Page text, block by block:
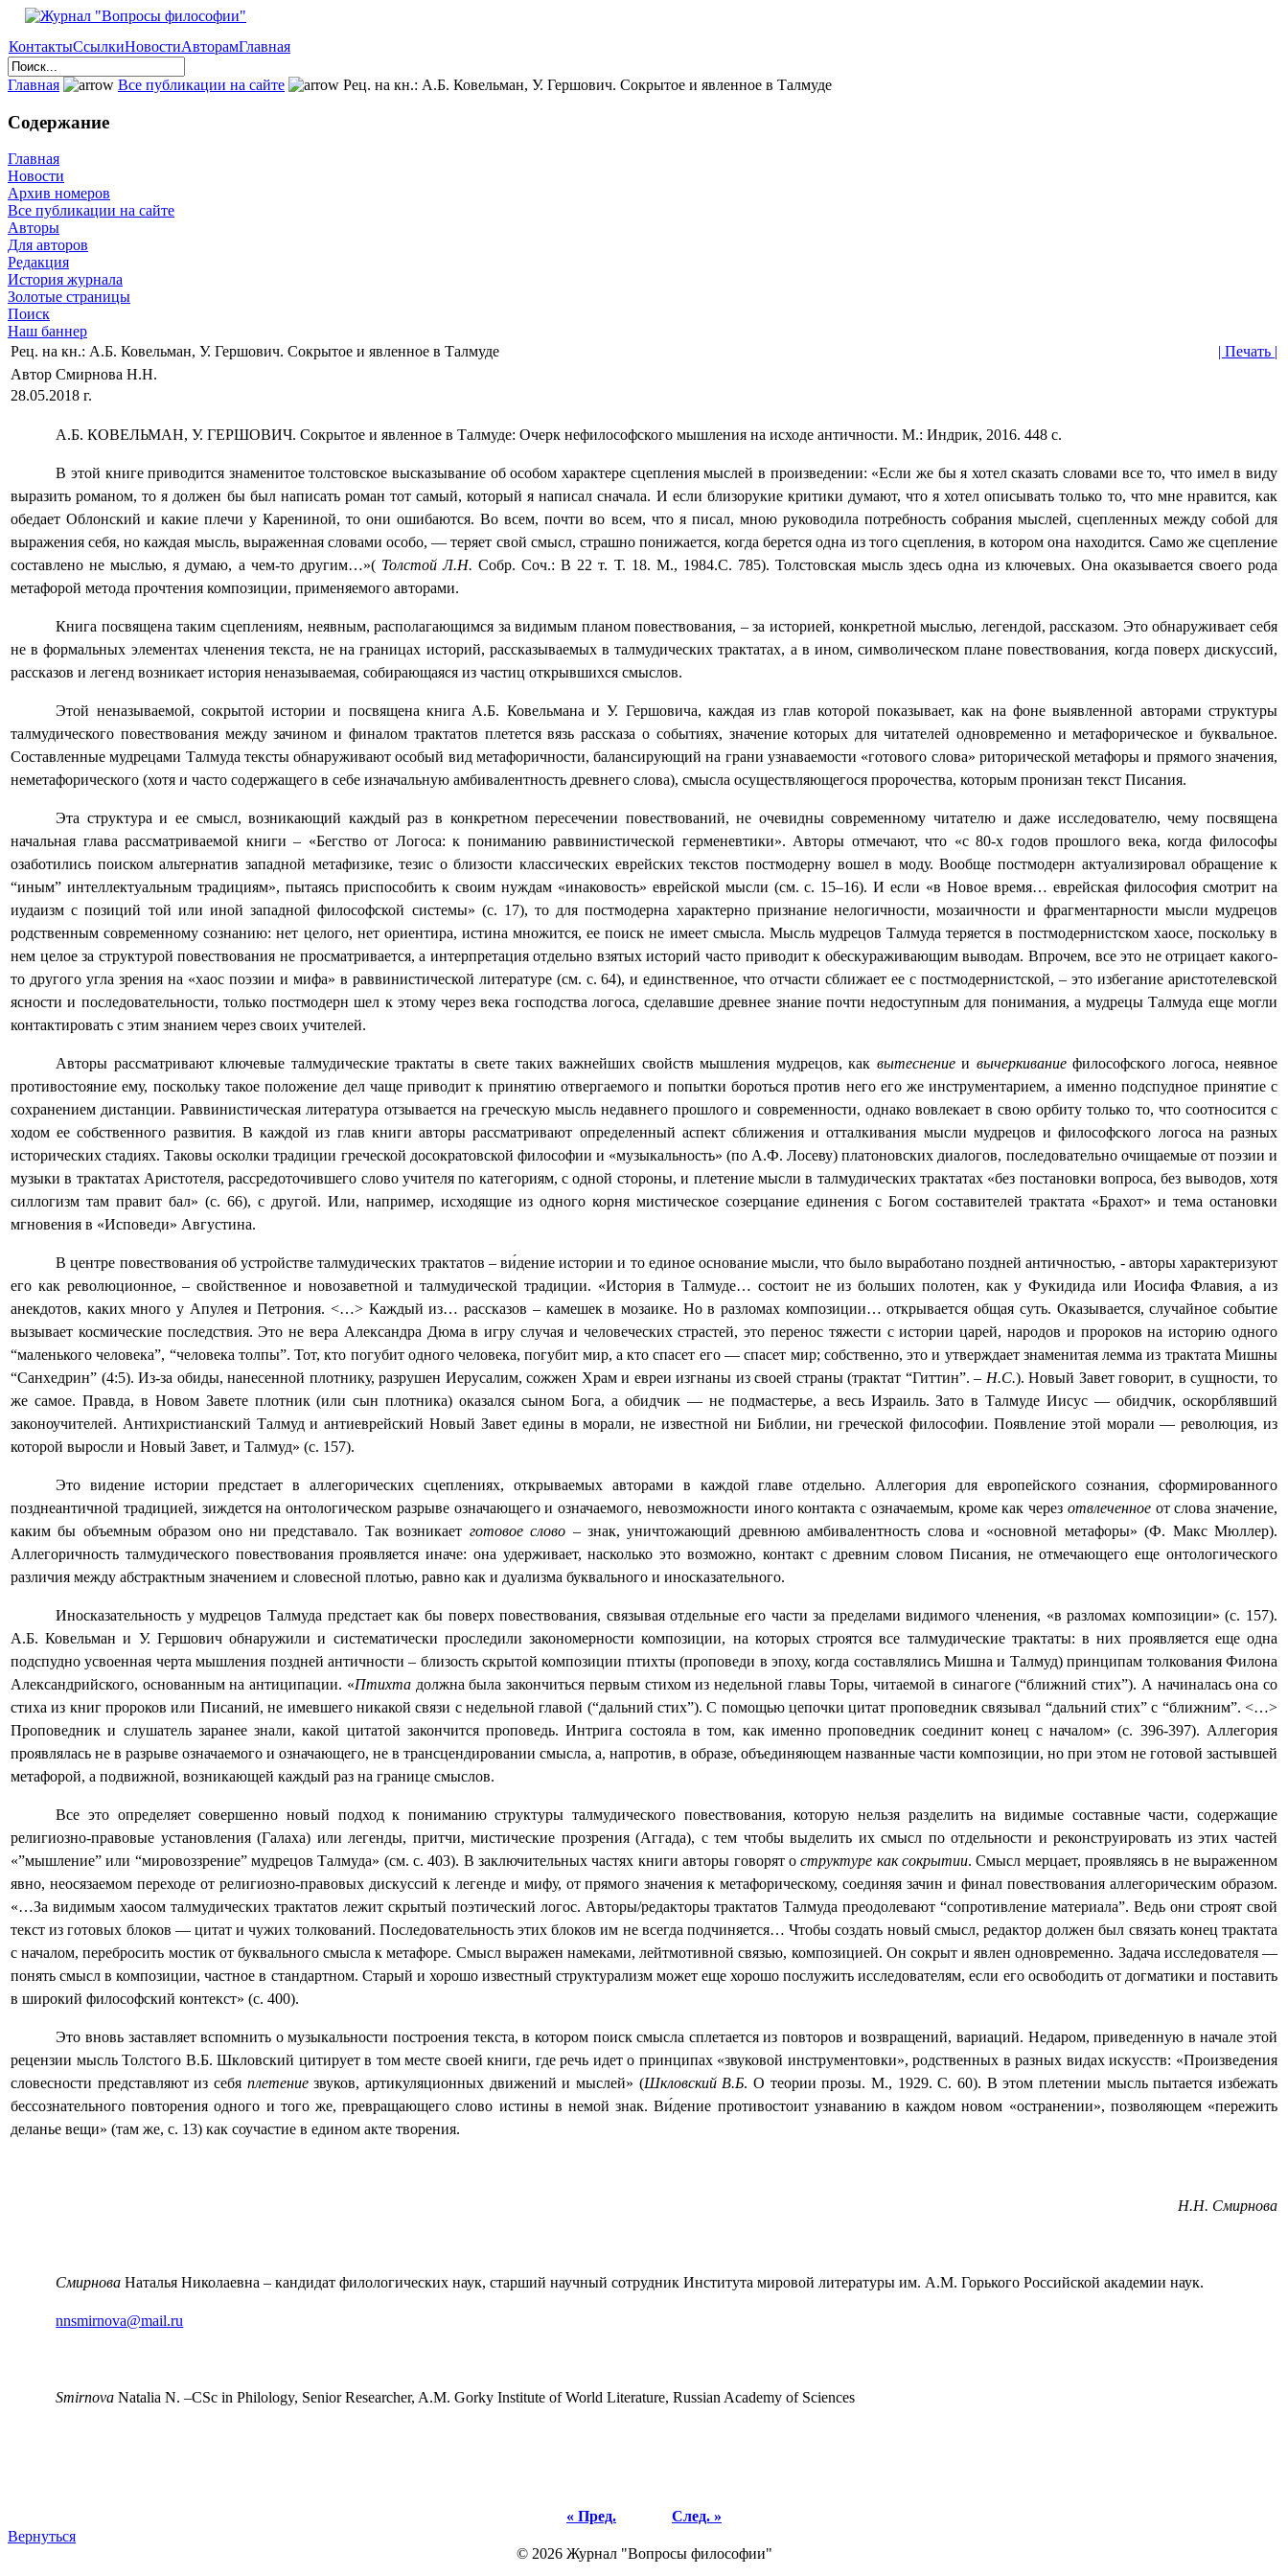
КонтактыСсылкиНовостиАвторамГлавная
Главная Все публикации на сайте Рец. на кн.: А.Б. Ковельман, У. Гершович. Сокрытое и явленное в Талмуде
Содержание
Главная
Новости
Архив номеров
Все публикации на сайте
Авторы
Для авторов
Редакция
История журнала
Золотые страницы
Поиск
Наш баннер
Рец. на кн.: А.Б. Ковельман, У. Гершович. Сокрытое и явленное в Талмуде
| Печать |
Автор Смирнова Н.Н.
28.05.2018 г.
А.Б. КОВЕЛЬМАН, У. ГЕРШОВИЧ.Сокрытое и явленное в Талмуде: Очерк нефилософского мышления на исходе античности. М.: Индрик, 2016. 448 с.
В этой книге приводится знаменитое толстовское высказывание об особом характере сцепления мыслей в произведении: «Если же бы я хотел сказать словами все то, что имел в виду
выразить романом, то я должен бы был написать роман тот самый, который я написал сначала. И если близорукие критики думают, что я хотел описывать только то, что мне нравится, как
обедает Облонский и какие плечи у Карениной, то они ошибаются. Во всем, почти во всем, что я писал, мною руководила потребность собрания мыслей, сцепленных между собой для
выражения себя, но каждая мысль, выраженная словами особо, — теряет свой смысл, страшно понижается, когда берется одна из того сцепления, в котором она находится. Само же сцепление
составлено не мыслью, я думаю, а чем-то другим…»( Толстой Л.Н. Собр. Соч.: В 22 т. Т. 18. М., 1984.С. 785). Толстовская мысль здесь одна из ключевых. Она оказывается своего рода
метафорой метода прочтения композиции, применяемого авторами.
Книга посвящена таким сцеплениям, неявным, располагающимся за видимым планом повествования, ‒ за историей, конкретной мыслью, легендой, рассказом. Это обнаруживает себя
не в формальных элементах членения текста, не на границах историй, рассказываемых в талмудических трактатах, а в ином, символическом плане повествования, когда поверх дискуссий,
рассказов и легенд возникает история неназываемая, собирающаяся из частиц открывшихся смыслов.
Этой неназываемой, сокрытой истории и посвящена книга А.Б. Ковельмана и У. Гершовича, каждая из глав которой показывает, как на фоне выявленной авторами структуры
талмудического повествования между зачином и финалом трактатов плетется вязь рассказа о событиях, значение которых для читателей одновременно и метафорическое и буквальное.
Составленные мудрецами Талмуда тексты обнаруживают особый вид метафоричности, балансирующий на грани узнаваемости «готового слова» риторической метафоры и прямого значения,
неметафорического (хотя и часто содержащего в себе изначальную амбивалентность древнего слова), смысла осуществляющегося пророчества, которым пронизан текст Писания.
Эта структура и ее смысл, возникающий каждый раз в конкретном пересечении повествований, не очевидны современному читателю и даже исследователю, чему посвящена
начальная глава рассматриваемой книги – «Бегство от Логоса: к пониманию раввинистической герменевтики». Авторы отмечают, что «с 80-х годов прошлого века, когда философы
озаботились поиском альтернатив западной метафизике, тезис о близости классических еврейских текстов постмодерну вошел в моду. Вообще постмодерн актуализировал обращение к
“иным” интеллектуальным традициям», пытаясь приспособить к своим нуждам «инаковость» еврейской мысли (см. с. 15‒16). И если «в Новое время… еврейская философия смотрит на
иудаизм с позиций той или иной западной философской системы» (с. 17), то для постмодерна характерно признание нелогичности, мозаичности и фрагментарности мысли мудрецов
родственным современному сознанию: нет целого, нет ориентира, истина множится, ее поиск не имеет смысла. Мысль мудрецов Талмуда теряется в постмодернистском хаосе, поскольку в
нем целое за структурой повествования не просматривается, а интерпретация отдельно взятых историй часто приводит к обескураживающим выводам. Впрочем, все это не отрицает какого-
то другого угла зрения на «хаос поэзии и мифа» в раввинистической литературе (см. с. 64), и единственное, что отчасти сближает ее с постмодернистской, – это избегание аристотелевской
ясности и последовательности, только постмодерн шел к этому через века господства логоса, сделавшие древнее знание почти недоступным для понимания, а мудрецы Талмуда еще могли
контактировать с этим знанием через своих учителей.
Авторы рассматривают ключевые талмудические трактаты в свете таких важнейших свойств мышления мудрецов, как вытеснениеи вычеркиваниефилософского логоса, неявное
противостояние ему, поскольку такое положение дел чаще приводит к принятию отвергаемого и попытки бороться против него его же инструментарием, а именно подспудное принятие с
сохранением дистанции. Раввинистическая литература отзывается на греческую мысль недавнего прошлого и современности, однако вовлекает в свою орбиту только то, что соотносится с
ходом ее собственного развития. В каждой из глав книги авторы рассматривают определенный аспект сближения и отталкивания мысли мудрецов и философского логоса на разных
исторических стадиях. Таковы осколки традиции греческой досократовской философии и «музыкальность» (по А.Ф. Лосеву) платоновских диалогов, последовательно очищаемые от поэзии и
музыки в трактатах Аристотеля, рассредоточившего слово учителя по категориям, с одной стороны, и плетение мысли в талмудических трактатах «без постановки вопроса, без выводов, хотя
силлогизм там правит бал» (с. 66), с другой. Или, например, исходящие из одного корня мистическое созерцание единения с Богом составителей трактата «Брахот» и тема остановки
мгновения в «Исповеди» Августина.
В центре повествования об устройстве талмудических трактатов – ви́дение истории и то единое основание мысли, что было выработано поздней античностью, - авторы характеризуют
его как революционное, – свойственное и новозаветной и талмудической традиции. «История в Талмуде… состоит не из больших полотен, как у Фукидида или Иосифа Флавия, а из
анекдотов, каких много у Апулея и Петрония. <…> Каждый из… рассказов – камешек в мозаике. Но в разломах композиции… открывается общая суть. Оказывается, случайное событие
вызывает космические последствия. Это не вера Александра Дюма в игру случая и человеческих страстей, это перенос тяжести с истории царей, народов и пророков на историю одного
“маленького человека”, “человека толпы”. Тот, кто погубит одного человека, погубит мир, а кто спасет его — спасет мир; собственно, это и утверждает знаменитая лемма из трактата Мишны
“Санхедрин” (4:5). Из-за обиды, нанесенной плотнику, разрушен Иерусалим, сожжен Храм и евреи изгнаны из своей страны (трактат “Гиттин”. – Н.С.). Новый Завет говорит, в сущности, то
же самое. Правда, в Новом Завете плотник (или сын плотника) оказался сыном Бога, а обидчик — не подмастерье, а весь Израиль. Зато в Талмуде Иисус — обидчик, оскорблявший
законоучителей. Антихристианский Талмуд и антиеврейский Новый Завет едины в морали, не известной ни Библии, ни греческой философии. Появление этой морали — революция, из
которой выросли и Новый Завет, и Талмуд» (с. 157).
Это видение истории предстает в аллегорических сцеплениях, открываемых авторами в каждой главе отдельно. Аллегория для европейского сознания, сформированного
позднеантичной традицией, зиждется на онтологическом разрыве означающего и означаемого, невозможности иного контакта с означаемым, кроме как через отвлеченноеот слова значение,
каким бы объемным образом оно ни представало. Так возникает готовое слово – знак, уничтожающий древнюю амбивалентность слова и «основной метафоры» (Ф. Макс Мюллер).
Аллегоричность талмудического повествования проявляется иначе: она удерживает, насколько это возможно, контакт с древним словом Писания, не отмечающего еще онтологического
различия между абстрактным значением и словесной плотью, равно как и дуализма буквального и иносказательного.
Иносказательность у мудрецов Талмуда предстает как бы поверх повествования, связывая отдельные его части за пределами видимого членения, «в разломах композиции» (с. 157).
А.Б. Ковельман и У. Гершович обнаружили и систематически проследили закономерности композиции, на которых строятся все талмудические трактаты: в них проявляется еще одна
подспудно усвоенная черта мышления поздней античности – близостьскрытой композиции птихты (проповеди в эпоху, когда составлялись Мишна и Талмуд) принципам толкования Филона
Александрийского, основанным на антиципации. «Птихта должна была закончиться первым стихом из недельной главы Торы, читаемой в синагоге (“ближний стих”). А начиналась она со
стиха из книг пророков или Писаний, не имевшего никакой связи с недельной главой (“дальний стих”). С помощью цепочки цитат проповедник связывал “дальний стих” с “ближним”. <…>
Проповедник и слушатель заранее знали, какой цитатой закончится проповедь. Интрига состояла в том, как именно проповедник соединит конец с началом» (с. 396-397). Аллегория
проявлялась не в разрыве означаемого и означающего, не в трансцендировании смысла, а, напротив, в образе, объединяющем названные части композиции, но при этом не готовой застывшей
метафорой, а подвижной, возникающей каждый раз на границе смыслов.
Все это определяет совершенно новый подход к пониманию структуры талмудического повествования, которую нельзя разделить на видимые составные части, содержащие
религиозно-правовые установления (Галаха) или легенды, притчи, мистические прозрения (Аггада), с тем чтобы выделить их смысл по отдельности и реконструировать из этих частей
«”мышление” или “мировоззрение” мудрецов Талмуда» (см. с. 403). В заключительных частях книги авторы говорят оструктуре как сокрытии. Смысл мерцает, проявляясь в не выраженном
явно, неосязаемом переходе от религиозно-правовых дискуссий к легенде и мифу, от прямого значения к метафорическому, соединяя зачин и финал повествования аллегорическим образом.
«…За видимым хаосом талмудических трактатов лежит скрытый поэтический логос. Авторы/редакторы трактатов Талмуда преодолевают“сопротивление материала”. Ведь они строят свой
текст из готовых блоков — цитат и чужих толкований. Последовательность этих блоков им не всегда подчиняется… Чтобы создать новый смысл, редактор должен был связать конец трактата
с началом, перебросить мостик от буквального смысла к метафоре. Смысл выражен намеками, лейтмотивной связью, композицией. Он сокрыт и явлен одновременно. Задача исследователя —
понять смысл в композиции, частное в стандартном. Старый и хорошо известный структурализм может еще хорошо послужить исследователям, если его освободить от догматики и поставить
в широкий философский контекст» (с. 400).
Это вновь заставляет вспомнить о музыкальности построения текста, в котором поиск смысла сплетается из повторов и возвращений, вариаций. Недаром, приведенную в начале этой
рецензии мысль Толстого В.Б. Шкловский цитирует в том месте своей книги, где речь идет о принципах «звуковой инструментовки», родственных в разных видах искусств: «Произведения
словесности представляют из себя плетениезвуков, артикуляционных движений и мыслей» (Шкловский В.Б. О теории прозы. М., 1929. С. 60). В этом плетении мысль пытается избежать
бессознательного повторения одного и того же, превращающего слово истины в немой знак. Ви́дение противостоит узнаванию в каждом новом «остранении», позволяющем «пережить
деланье вещи» (там же, с. 13) как соучастие в едином акте творения.
Н.Н. Смирнова
Смирнова Наталья Николаевна ‒ кандидат филологических наук, старший научный сотрудник Института мировой литературы им.А.М. Горького Российской академии наук.
nnsmirnova@mail.ru
Smirnova Natalia N. ‒CSc in Philology, Senior Researcher, A.M. Gorky Institute of World Literature, Russian Academy of Sciences
« Пред.
След. »
Вернуться
© 2026 Журнал "Вопросы философии"